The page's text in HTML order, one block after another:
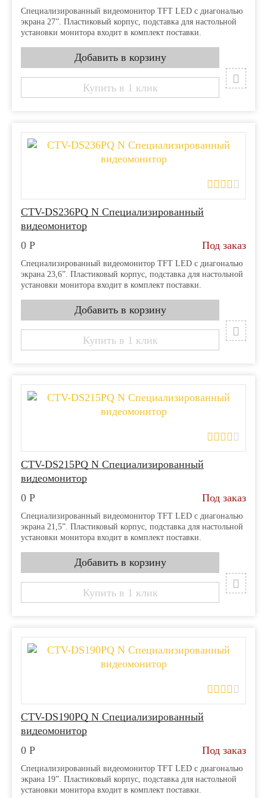
Специализированный видеомонитор TFT LED с диагональю
экрана 27”. Пластиковый корпус, подставка для настольной
установки монитора входит в комплект поставки.
Купить в 1 клик
CTV-DS236PQ N Специализированный
видеомонитор
0 Р Под заказ
Специализированный видеомонитор TFT LED с диагональю
экрана 23,6”. Пластиковый корпус, подставка для настольной
установки монитора входит в комплект поставки.
Купить в 1 клик
CTV-DS215PQ N Специализированный
видеомонитор
0 Р Под заказ
Специализированный видеомонитор TFT LED с диагональю
экрана 21,5”. Пластиковый корпус, подставка для настольной
установки монитора входит в комплект поставки.
Купить в 1 клик
CTV-DS190PQ N Специализированный
видеомонитор
0 Р Под заказ
Специализированный видеомонитор TFT LED с диагональю
экрана 19”. Пластиковый корпус, подставка для настольной
установки монитора входит в комплект поставки.